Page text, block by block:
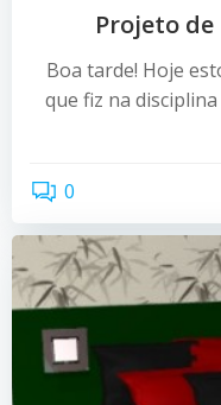
Projeto
Boa tarde! Hoje
que fiz na
0